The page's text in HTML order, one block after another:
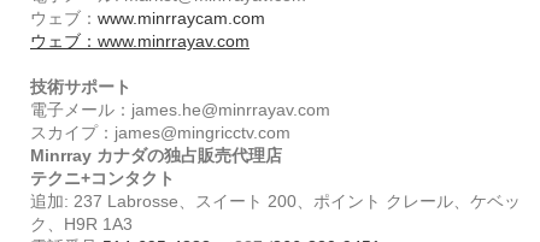
ウェブ： www.minrraycam.com
ウェブ： www.minrrayav.com
技術サポート
電子メール：james.he@minrrayav.com
スカイプ：james@mingricctv.com
Minrray カナダの独占販売代理店
テクニ+コンタクト
追加: 237 Labrosse、スイート 200、ポイント クレール、ケベッ
ク、H9R 1A3